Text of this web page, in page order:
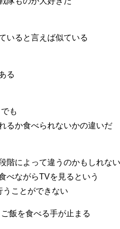
いると言えば似ている
る
も
るか食べられないかの違いだ
階によって違うのかもしれな
べながらTVを見るという
うことができない
飯を食べる手が止まる